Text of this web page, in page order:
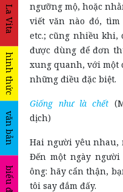
La Vita
hình thức
văn bản
biểu đạt
ngưỡng mộ, hoặc
viết văn nào đó,
etc.; cũng nhiều khi,
được dùng để đơn
xung quanh, với
những điều đặc biệt.
Giống như là chết
dịch)
Hai người yêu nhau,
Đến một ngày
ông: hãy cẩn thận,
tôi say đắm đấy.